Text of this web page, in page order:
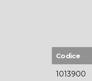
Codice
1013900